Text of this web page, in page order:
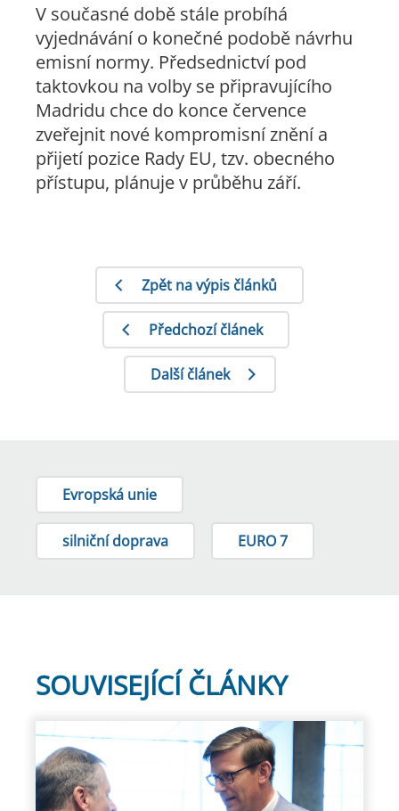
V současné době stále probíhá
vyjednávání o konečné podobě návrhu
emisní normy. Předsednictví pod
taktovkou na volby se připravujícího
Madridu chce do konce července
zveřejnit nové kompromisní znění a
přijetí pozice Rady EU, tzv. obecného
přístupu, plánuje v průběhu září.
Zpět na výpis článků
Předchozí článek
Další článek
Evropská unie
silniční doprava EURO 7
SOUVISEJÍCÍ ČLÁNKY